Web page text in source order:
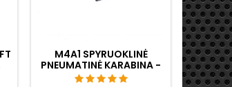
M4A1 SPYRUOKLINĖ
PNEUMATINĖ KARABINA -
METALINIAI RIS BĖGIAI,